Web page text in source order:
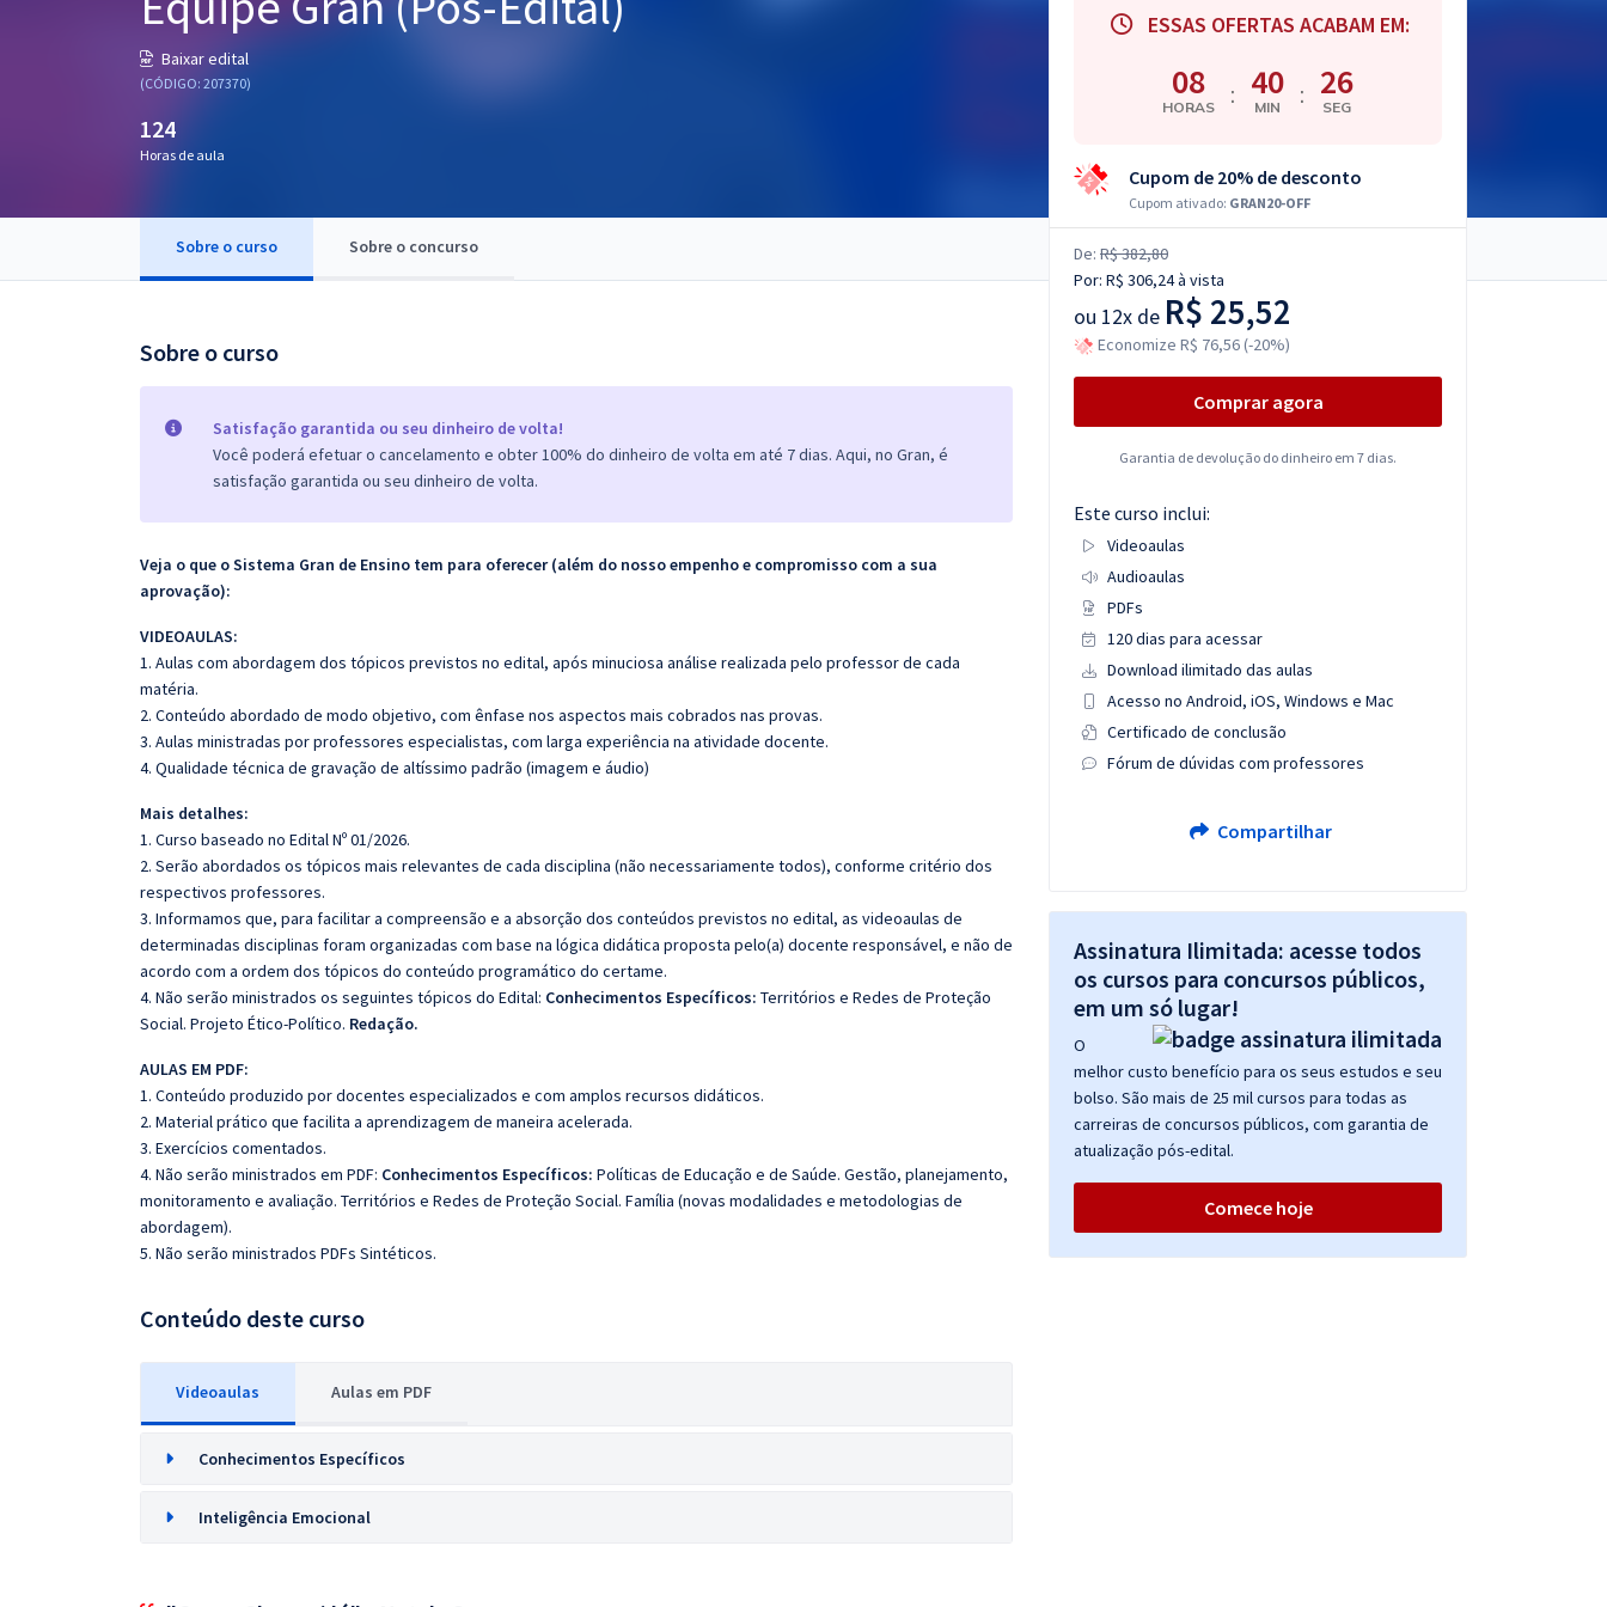
Baixar edital
(CÓDIGO: 207370)
124
Horas de aula
Sobre o curso Sobre o concurso
Sobre o curso
Satisfação garantida ou seu dinheiro de volta!
Você poderá efetuar o cancelamento e obter 100% do dinheiro de volta em até 7 dias. Aqui, no Gran, é
satisfação garantida ou seu dinheiro de volta.
Veja o que o Sistema Gran de Ensino tem para oferecer (além do nosso empenho e compromisso com a sua
aprovação):
VIDEOAULAS:
1. Aulas com abordagem dos tópicos previstos no edital, após minuciosa análise realizada pelo professor de cada
matéria.
2. Conteúdo abordado de modo objetivo, com ênfase nos aspectos mais cobrados nas provas.
3. Aulas ministradas por professores especialistas, com larga experiência na atividade docente.
4. Qualidade técnica de gravação de altíssimo padrão (imagem e áudio)
Mais detalhes:
1. Curso baseado no Edital Nº 01/2026.
2. Serão abordados os tópicos mais relevantes de cada disciplina (não necessariamente todos), conforme critério dos
respectivos professores.
3. Informamos que, para facilitar a compreensão e a absorção dos conteúdos previstos no edital, as videoaulas de
determinadas disciplinas foram organizadas com base na lógica didática proposta pelo(a) docente responsável, e não de
acordo com a ordem dos tópicos do conteúdo programático do certame.
4. Não serão ministrados os seguintes tópicos do Edital: Conhecimentos Específicos: Territórios e Redes de Proteção
Social. Projeto Ético-Político. Redação.
AULAS EM PDF:
1. Conteúdo produzido por docentes especializados e com amplos recursos didáticos.
2. Material prático que facilita a aprendizagem de maneira acelerada.
3. Exercícios comentados.
4. Não serão ministrados em PDF: Conhecimentos Específicos: Políticas de Educação e de Saúde. Gestão, planejamento,
monitoramento e avaliação. Territórios e Redes de Proteção Social. Família (novas modalidades e metodologias de
abordagem).
5. Não serão ministrados PDFs Sintéticos.
Conteúdo deste curso
Videoaulas Aulas em PDF
Conhecimentos Específicos
Inteligência Emocional
ESSAS OFERTAS ACABAM EM:
08
HORAS : 40
MIN : 25
SEG
Cupom de 20% de desconto
Cupom ativado: GRAN20-OFF
De: R$ 382,80
Por: R$ 306,24à vista
ou 12x de R$ 25,52
Economize R$ 76,56 (-20%)
Comprar agora
Garantia de devolução do dinheiro em 7 dias.
Este curso inclui:
Videoaulas
Audioaulas
PDFs
120 dias para acessar
Download ilimitado das aulas
Acesso no Android, iOS, Windows e Mac
Certificado de conclusão
Fórum de dúvidas com professores
Compartilhar
Assinatura Ilimitada: acesse todos
os cursos para concursos públicos,
em um só lugar!
O
melhor custo benefício para os seus estudos e seu
bolso. São mais de 25 mil cursos para todas as
carreiras de concursos públicos, com garantia de
atualização pós-edital.
Comece hoje